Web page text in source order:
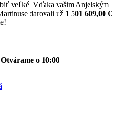
veľké. Vďaka vašim Anjelským
darovali už 1 501 609,00 €
Otvárame o 10:00